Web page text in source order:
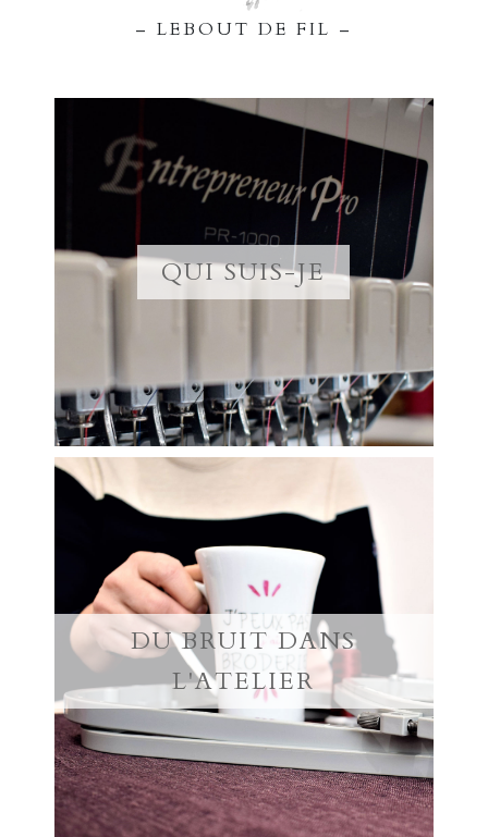
– LEBOUT DE FIL –
QUI SUIS-JE
DU BRUIT DANS
L'ATELIER